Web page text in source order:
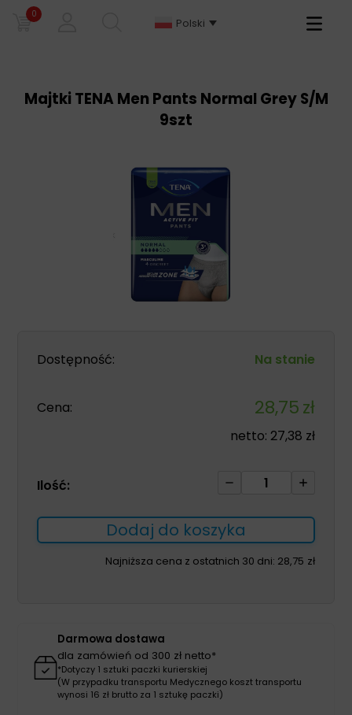
0
Polski
Primary
Majtki TENA Men Pants Normal Grey S/M
9szt
Dostępność: Na stanie
Cena: 28,75zł
netto: 27,38 zł
Ilość:
ilość
TENA
Men
Pants
Dodaj do koszyka
Najniższa cena z ostatnich 30 dni: 28,75 zł
Darmowa dostawa
dla zamówień od 300 zł netto*
*Dotyczy 1 sztuki paczki kurierskiej
(W przypadku transportu Medycznego koszt transportu
wynosi 16 zł brutto za 1 sztukę paczki)